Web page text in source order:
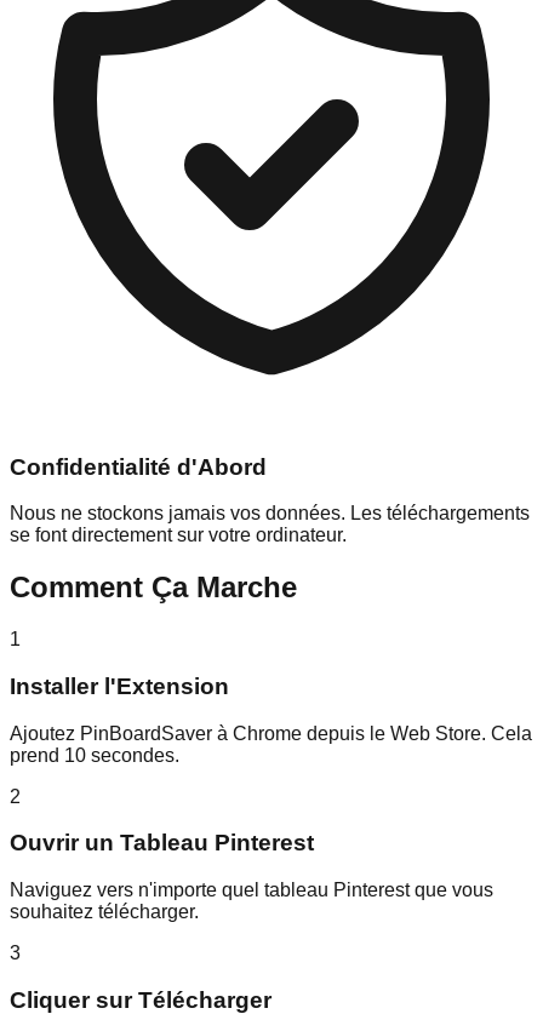
Confidentialité d'Abord
Nous ne stockons jamais vos données. Les téléchargements
se font directement sur votre ordinateur.
Comment Ça Marche
1
Installer l'Extension
Ajoutez PinBoardSaver à Chrome depuis le Web Store. Cela
prend 10 secondes.
2
Ouvrir un Tableau Pinterest
Naviguez vers n'importe quel tableau Pinterest que vous
souhaitez télécharger.
3
Cliquer sur Télécharger